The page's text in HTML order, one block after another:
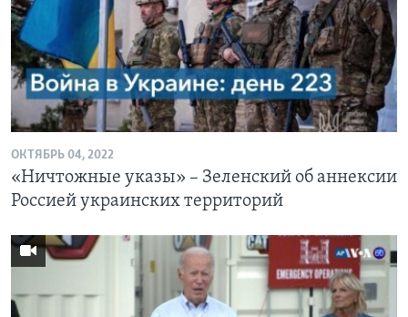
ОКТЯБРЬ 04, 2022
«Ничтожные указы» – Зеленский об аннексии
Россией украинских территорий